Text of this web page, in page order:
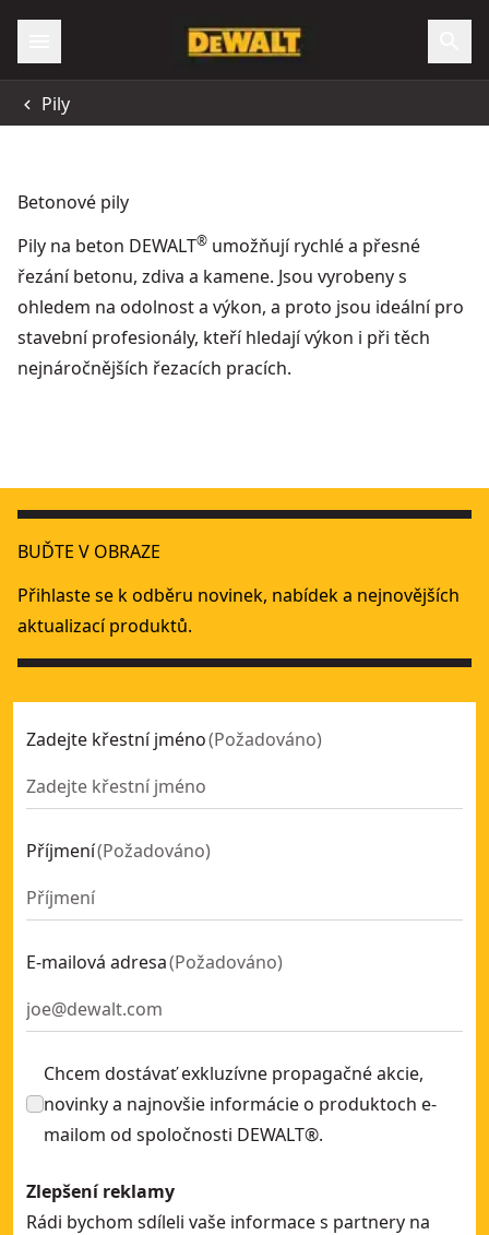
Pily
Betonové pily
Pily na beton DEWALT® umožňují rychlé a přesné
řezání betonu, zdiva a kamene. Jsou vyrobeny s
ohledem na odolnost a výkon, a proto jsou ideální pro
stavební profesionály, kteří hledají výkon i při těch
nejnáročnějších řezacích pracích.
54V XR® 230mm rozbrušovací pila FLEXVOLT®
Elektrická pila ALLIGATOR© 430 mm- SKU: DWE397-QS
BUĎTE V OBRAZE
Přihlaste se k odběru novinek, nabídek a nejnovějších
aktualizací produktů.
Zadejte křestní jméno(Požadováno)
Příjmení(Požadováno)
E-mailová adresa(Požadováno)
Chcem dostávať exkluzívne propagačné akcie,
novinky a najnovšie informácie o produktoch e-
mailom od spoločnosti DEWALT®.
Zlepšení reklamy
Rádi bychom sdíleli vaše informace s partnery na